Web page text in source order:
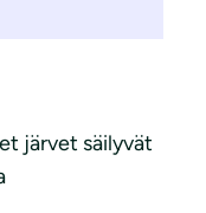
järvet säilyvät